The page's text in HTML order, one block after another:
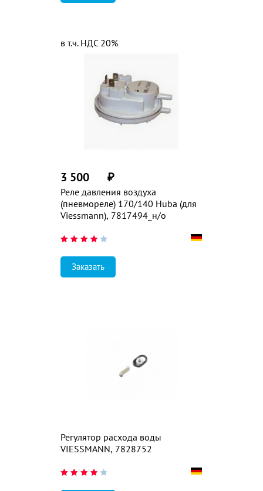
Реле давления воздуха
(пневмореле) 170/140 Huba (для
Viessmann), 7817494_н/о
3 500 ₽
в т.ч. НДС 20%
Заказать
Регулятор расхода воды
VIESSMANN, 7828752